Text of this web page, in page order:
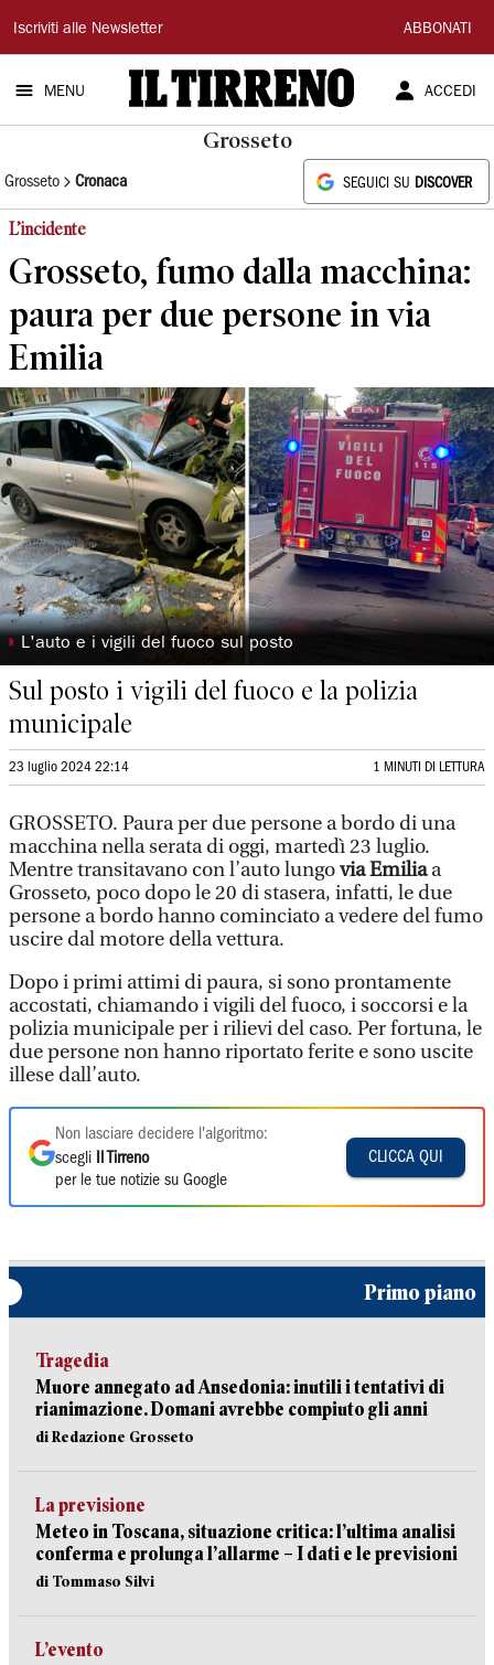
Il
Tirreno
Iscriviti alle Newsletter ABBONATI
MENU ACCEDI
Grosseto
Grosseto Cronaca SEGUICI SU DISCOVER
L’incidente
Grosseto, fumo dalla macchina:
paura per due persone in via
Emilia
◗ L'auto e i vigili del fuoco sul posto
Sul posto i vigili del fuoco e la polizia
municipale
23 luglio 2024 22:14 1 MINUTI DI LETTURA
GROSSETO. Paura per due persone a bordo di una
macchina nella serata di oggi, martedì 23 luglio.
Mentre transitavano con l’auto lungovia Emiliaa
Grosseto, poco dopo le 20 di stasera, infatti, le due
persone a bordo hanno cominciato a vedere del fumo
uscire dal motore della vettura.
Dopo i primi attimi di paura, si sono prontamente
accostati, chiamando i vigili del fuoco, i soccorsi e la
polizia municipale per i rilievi del caso. Per fortuna, le
due persone non hanno riportato ferite e sono uscite
illese dall’auto.
Non lasciare decidere l'algoritmo:
scegli
Il Tirreno
per le tue notizie su Google
CLICCA QUI
Primo piano
Tragedia
Muore annegato ad Ansedonia: inutili i tentativi di
rianimazione. Domani avrebbe compiuto gli anni
di Redazione Grosseto
La previsione
Meteo in Toscana, situazione critica: l’ultima analisi
conferma e prolunga l’allarme – I dati e le previsioni
di Tommaso Silvi
L’evento